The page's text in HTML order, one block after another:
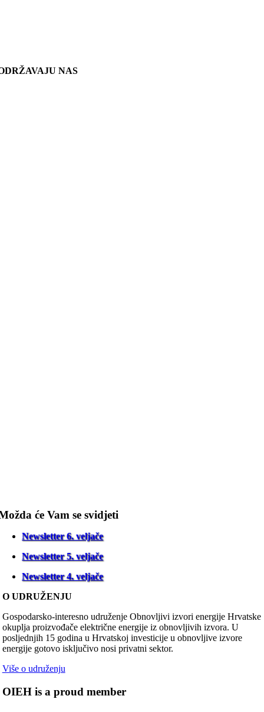
NAS
će Vam se svidjeti
Newsletter 6. veljače
Newsletter 5. veljače
Newsletter 4. veljače
O UDRUŽENJU
Gospodarsko-interesno udruženje Obnovljivi izvori energije Hrvatske
okuplja proizvođače električne energije iz obnovljivih izvora. U
posljednjih 15 godina u Hrvatskoj investicije u obnovljive izvore
energije gotovo isključivo nosi privatni sektor.
Više o udruženju
OIEH is a proud member